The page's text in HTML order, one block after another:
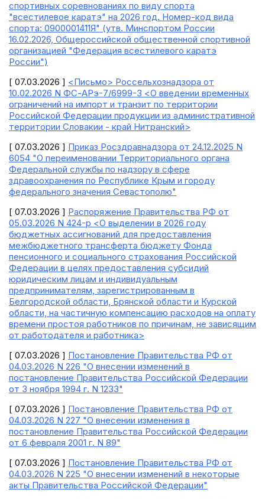
спортивных соревнованиях по виду спорта
"всестилевое каратэ" на 2026 год. Номер-код вида
спорта: 0900001411Я" (утв. Минспортом России
16.02.2026, Общероссийской общественной спортивной
организацией "Федерация всестилевого каратэ
России")
[ 07.03.2026 ] <Письмо> Россельхознадзора от
10.02.2026 N ФС-АРэ-7/6999-3 <О введении временных
ограничений на импорт и транзит по территории
Российской Федерации продукции из административной
территории Словакии - край Нитранский>
[ 07.03.2026 ] Приказ Росздравнадзора от 24.12.2025 N
6054 "О переименовании Территориального органа
Федеральной службы по надзору в сфере
здравоохранения по Республике Крым и городу
федерального значения Севастополю"
[ 07.03.2026 ] Распоряжение Правительства РФ от
05.03.2026 N 424-р <О выделении в 2026 году
бюджетных ассигнований для предоставления
межбюджетного трансферта бюджету Фонда
пенсионного и социального страхования Российской
Федерации в целях предоставления субсидий
юридическим лицам и индивидуальным
предпринимателям, зарегистрированным в
Белгородской области, Брянской области и Курской
области, на частичную компенсацию расходов на оплату
времени простоя работников по причинам, не зависящим
от работодателя и работника>
[ 07.03.2026 ] Постановление Правительства РФ от
04.03.2026 N 226 "О внесении изменений в
постановление Правительства Российской Федерации
от 3 ноября 1994 г. N 1233"
[ 07.03.2026 ] Постановление Правительства РФ от
04.03.2026 N 227 "О внесении изменения в
постановление Правительства Российской Федерации
от 6 февраля 2001 г. N 89"
[ 07.03.2026 ] Постановление Правительства РФ от
04.03.2026 N 225 "О внесении изменений в некоторые
акты Правительства Российской Федерации"